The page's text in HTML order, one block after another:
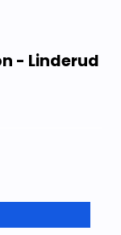
- Linderud